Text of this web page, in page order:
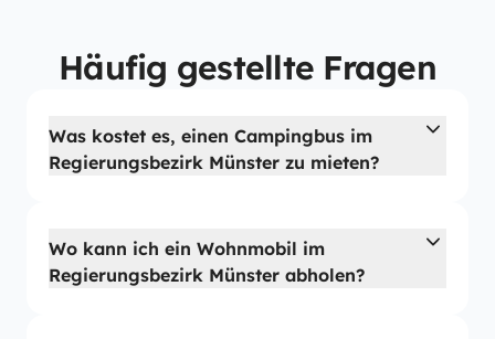
Häufig gestellte Fragen
Was kostet es, einen Campingbus im
Regierungsbezirk Münster zu mieten?
Wo kann ich ein Wohnmobil im
Regierungsbezirk Münster abholen?